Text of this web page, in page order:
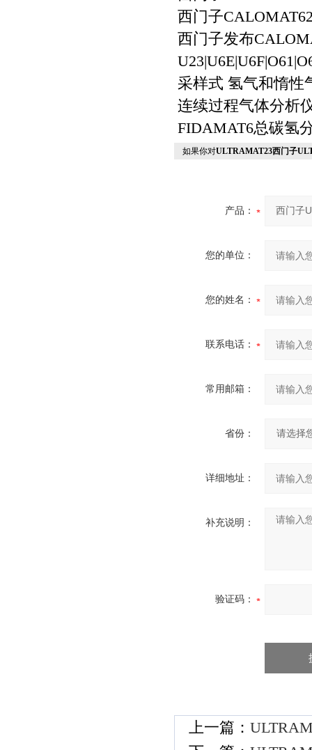
西门子
西门子发布
采样式 氢气和惰
连续过程气体分析
FIDAMAT6总碳氢
如果你对ULTRAMAT23西门子
产品：
您的单位：
您的姓名：
联系电话：
常用邮箱：
省份：
详细地址：
补充说明：
验证码：
上一篇：